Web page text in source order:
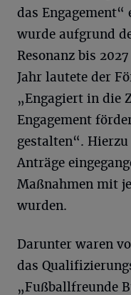
das
wurde aufgrund
Resonanz bis
Jahr lautete der
„Engagiert in die
Engagement
gestalten“.
Anträge
Maßnahmen mit
wurden.
Darunter waren
das
„Fußballfreunde